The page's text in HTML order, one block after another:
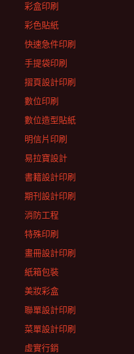
彩盒印刷
彩色貼紙
快速急件印刷
手提袋印刷
摺頁設計印刷
數位印刷
數位造型貼紙
明信片印刷
易拉寶設計
書籍設計印刷
期刊設計印刷
消防工程
特殊印刷
畫冊設計印刷
紙箱包裝
美妝彩盒
聯單設計印刷
菜單設計印刷
虛實行銷